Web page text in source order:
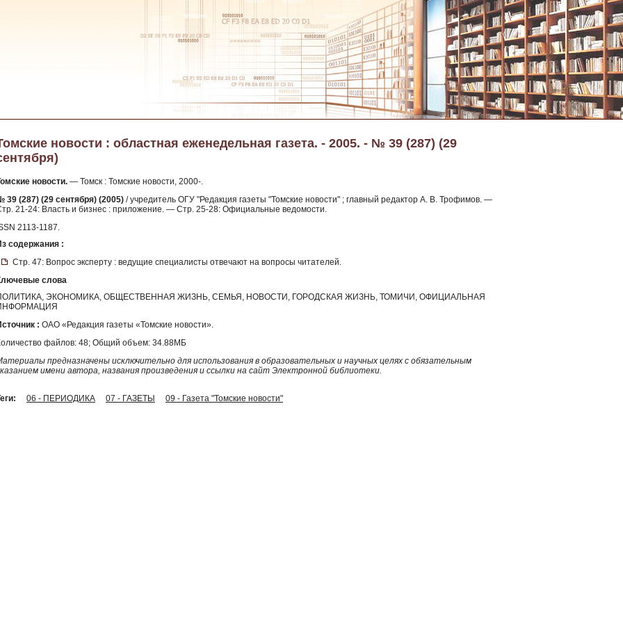
новости : областная еженедельная газета. - 2005. - № 39 (287) (29
новости. — Томск : Томские новости, 2000-.
39 (287) (29 сентября) (2005) / учредитель ОГУ "Редакция газеты "Томские новости" ; главный редактор А. В. Трофимов. —
21-24: Власть и бизнес : приложение. — Стр. 25-28: Официальные ведомости.
2113-1187.
содержания :
Стр. 47: Вопрос эксперту : ведущие специалисты отвечают на вопросы читателей.
слова
ЭКОНОМИКА, ОБЩЕСТВЕННАЯ ЖИЗНЬ, СЕМЬЯ, НОВОСТИ, ГОРОДСКАЯ ЖИЗНЬ, ТОМИЧИ, ОФИЦИАЛЬНАЯ
: ОАО «Редакция газеты «Томские новости».
файлов: 48; Общий объем: 34.88МБ
предназначены исключительно для использования в образовательных и научных целях с обязательным
имени автора, названия произведения и ссылки на сайт Электронной библиотеки.
06 - ПЕРИОДИКА 07 - ГАЗЕТЫ 09 - Газета "Томские новости"